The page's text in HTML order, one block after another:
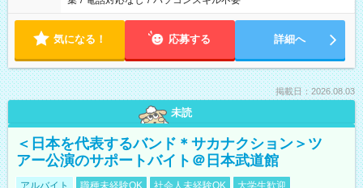
気になる！ 応募する 詳細へ
掲載日：2026.08.03
未読
＜日本を代表するバンド＊サカナクション＞ツ
アー公演のサポートバイト＠日本武道館
アルバイト 職種未経験OK 社会人未経験OK
大学生歓迎